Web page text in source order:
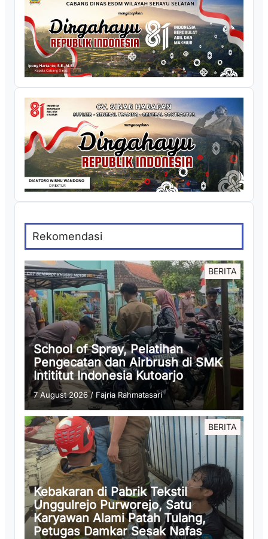
Rekomendasi
BERITA
School of Spray, Pelatihan
Pengecatan dan Airbrush di SMK
Intititut Indonesia Kutoarjo
7 August 2026/ Fajria Rahmatasari
BERITA
Kebakaran di Pabrik Tekstil
Unggulrejo Purworejo, Satu
Karyawan Alami Patah Tulang,
Petugas Damkar Sesak Nafas